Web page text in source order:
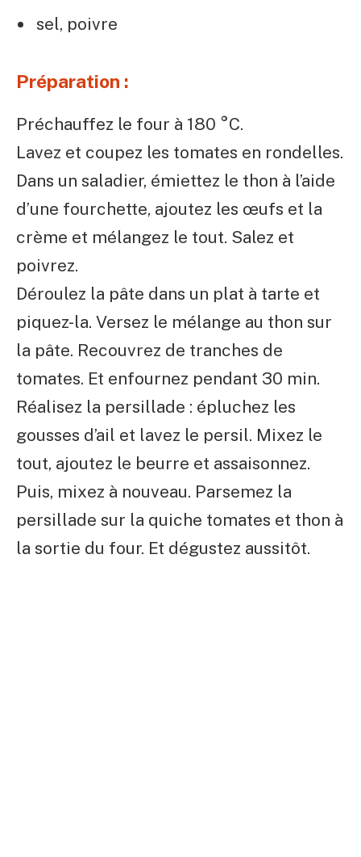
sel, poivre
Préparation :
Préchauffez le four à 180 °C.
Lavez et coupez les tomates en rondelles.
Dans un saladier, émiettez le thon à l’aide
d’une fourchette, ajoutez les œufs et la
crème et mélangez le tout. Salez et
poivrez.
Déroulez la pâte dans un plat à tarte et
piquez-la. Versez le mélange au thon sur
la pâte. Recouvrez de tranches de
tomates. Et enfournez pendant 30 min.
Réalisez la persillade : épluchez les
gousses d’ail et lavez le persil. Mixez le
tout, ajoutez le beurre et assaisonnez.
Puis, mixez à nouveau. Parsemez la
persillade sur la quiche tomates et thon à
la sortie du four. Et dégustez aussitôt.